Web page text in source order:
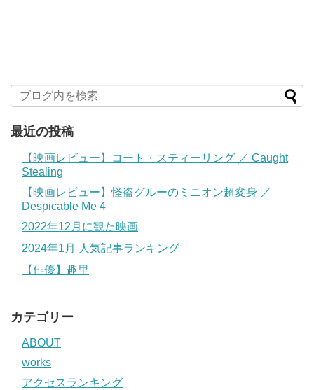
最近の投稿
【映画レビュー】コート・スティーリング ／ Caught
Stealing
【映画レビュー】怪盗グルーのミニオン超変身 ／
Despicable Me 4
2022年12月に観た映画
2024年1月 人気記事ランキング
【俳優】趣里
カテゴリー
ABOUT
works
アクセスランキング